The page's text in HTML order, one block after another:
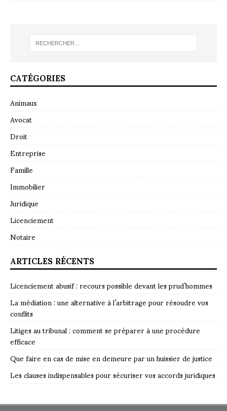
CATÉGORIES
Animaux
Avocat
Droit
Entreprise
Famille
Immobilier
Juridique
Licenciement
Notaire
ARTICLES RÉCENTS
Licenciement abusif : recours possible devant les prud’hommes
La médiation : une alternative à l’arbitrage pour résoudre vos
conflits
Litiges au tribunal : comment se préparer à une procédure
efficace
Que faire en cas de mise en demeure par un huissier de justice
Les clauses indispensables pour sécuriser vos accords juridiques